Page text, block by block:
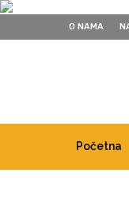
O NAMA
Početna